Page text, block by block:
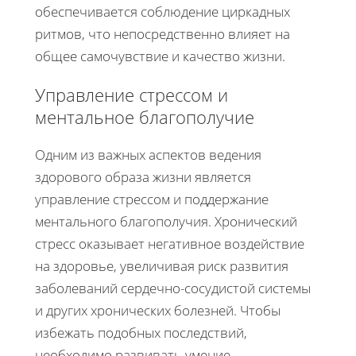
обеспечивается соблюдение циркадных
ритмов, что непосредственно влияет на
общее самочувствие и качество жизни.
Управление стрессом и
ментальное благополучие
Одним из важных аспектов ведения
здорового образа жизни является
управление стрессом и поддержание
ментального благополучия. Хронический
стресс оказывает негативное воздействие
на здоровье, увеличивая риск развития
заболеваний сердечно-сосудистой системы
и других хронических болезней. Чтобы
избежать подобных последствий,